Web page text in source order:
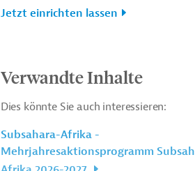
Jetzt einrichten lassen
Verwandte Inhalte
Dies könnte Sie auch interessieren:
Subsahara-Afrika -
Mehrjahresaktionsprogramm